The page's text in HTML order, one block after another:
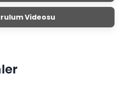
Videosu